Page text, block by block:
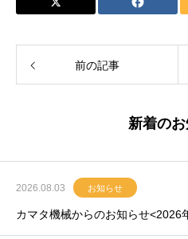
前の記事
新着の
2026.08.03 お知らせ
カマタ機械からのお知らせ<2026